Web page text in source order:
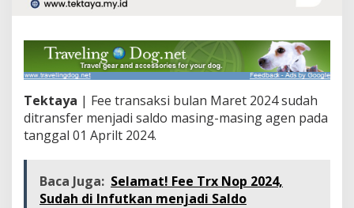
Tektaya | Fee transaksi bulan Maret 2024 sudah
ditransfer menjadi saldo masing-masing agen pada
tanggal 01 Aprilt 2024.
Baca Juga: Selamat! Fee Trx Nop 2024,
Sudah di Infutkan menjadi Saldo